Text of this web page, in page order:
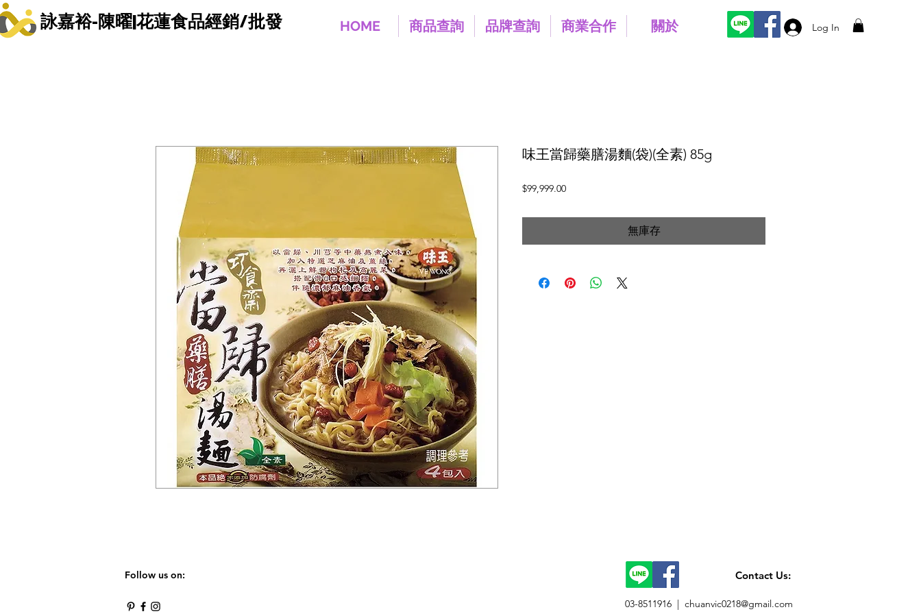
Log In
詠嘉裕-陳曜|花蓮食品經銷/批發 HOME 商品查詢 品牌查詢 商業合作 關於
味王當歸藥膳湯麵(袋)(全素) 85g
$99,999.00價
無庫存
Follow us on: Contact Us:
03-8511916 | chuanvic0218@gmail.com